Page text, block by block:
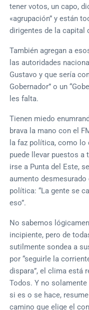
tener votos, un capo,
«agrupación” y están
dirigentes de la capital
También agregan a
las autoridades
Gustavo y que sería
Gobernador” o un
les falta.
Tienen miedo
brava la mano con el
la faz política, como lo
puede llevar puestos a
irse a Punta del Este,
aumento
política: “La gente se
eso”.
No sabemos
incipiente, pero de
sutilmente sondea a
por “seguirle la
dispara”, el clima está
Todos. Y no
si es o se hace,
camino que elige el